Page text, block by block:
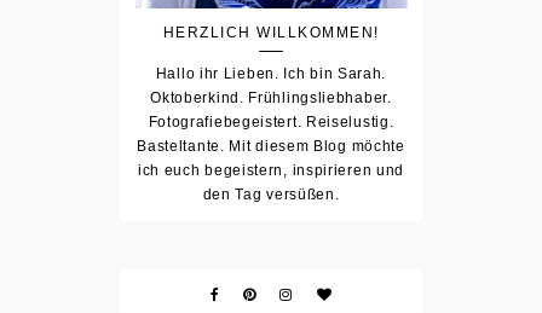
HERZLICH WILLKOMMEN!
Hallo ihr Lieben. Ich bin Sarah.
Oktoberkind. Frühlingsliebhaber.
Fotografiebegeistert. Reiselustig.
Basteltante. Mit diesem Blog möchte
ich euch begeistern, inspirieren und
den Tag versüßen.